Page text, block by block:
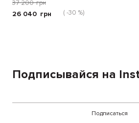
37 200 грн
26 040 грн ( -30 %)
Подписывайся на
Подписаться